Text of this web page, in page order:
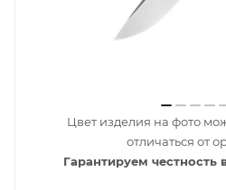
Цвет изделия на фото
отличаться от
Гарантируем честность